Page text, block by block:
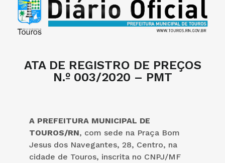
ATA DE REGISTRO DE PREÇOS
N.º 003/2020 – PMT
A PREFEITURA MUNICIPAL DE
TOUROS/RN, com sede na Praça Bom
Jesus dos Navegantes, 28, Centro, na
cidade de Touros, inscrita no CNPJ/MF
PERGUNTAS FREQUENTES